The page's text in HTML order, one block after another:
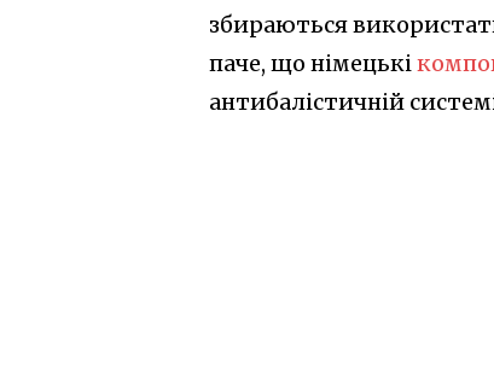
збираються
паче, що німецькі
антибалістичній